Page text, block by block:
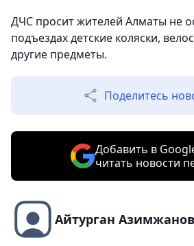
ДЧС просит жителей Алматы не
подъездах детские коляски,
другие предметы.
Поделитесь
Добавить в
читать новости
Айтурган